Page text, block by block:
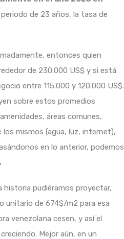
de 23 años, la tasa de
entonces quien
de 230.000 US$ y si está
entre 115.000 y 120.000 US$.
sobre estos promedios
áreas comunes,
mismos (agua, luz, internet),
en lo anterior, podemos
historia pudiéramos proyectar,
unitario de 674$/m2 para esa
venezolana cesen, y así el
Mejor aún, en un